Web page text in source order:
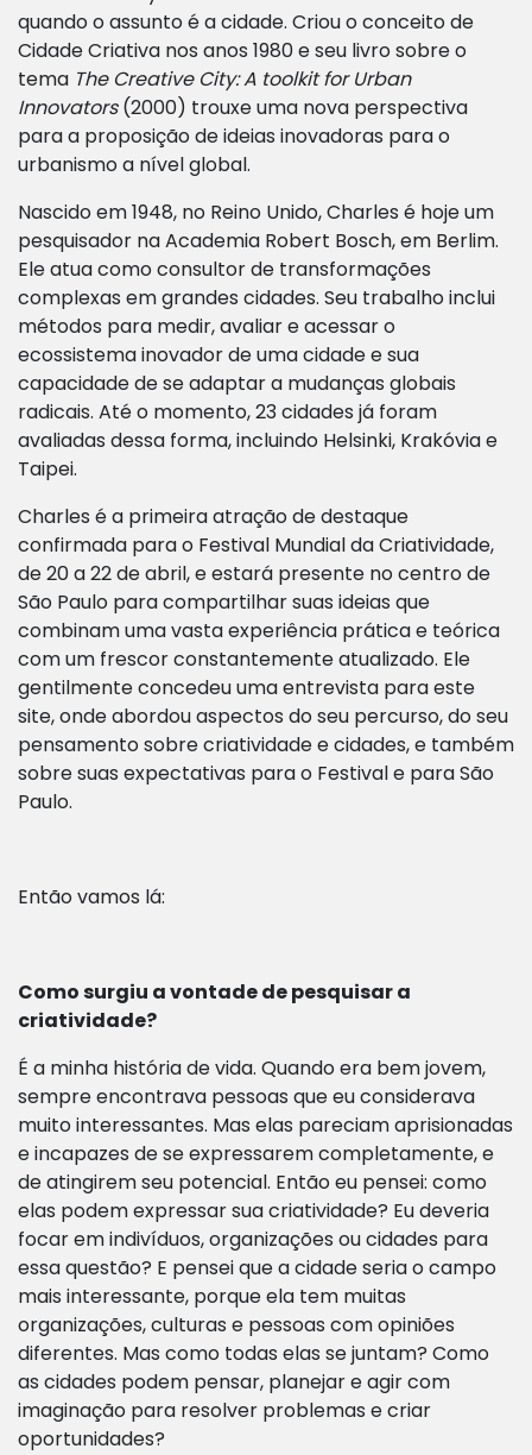
quando o assunto é a cidade. Criou o conceito de
Cidade Criativa nos anos 1980 e seu livro sobre o
tema The Creative City: A toolkit for Urban
Innovators(2000) trouxe uma nova perspectiva
para a proposição de ideias inovadoras para o
urbanismo a nível global.
Nascido em 1948, no Reino Unido, Charles é hoje um
pesquisador na Academia Robert Bosch, em Berlim.
Ele atua como consultor de transformações
complexas em grandes cidades. Seu trabalho inclui
métodos para medir, avaliar e acessar o
ecossistema inovador de uma cidade e sua
capacidade de se adaptar a mudanças globais
radicais. Até o momento, 23 cidades já foram
avaliadas dessa forma, incluindo Helsinki, Krakóvia e
Taipei.
Charles é a primeira atração de destaque
confirmada para o Festival Mundial da Criatividade,
de 20 a 22 de abril, e estará presente no centro de
São Paulo para compartilhar suas ideias que
combinam uma vasta experiência prática e teórica
com um frescor constantemente atualizado. Ele
gentilmente concedeu uma entrevista para este
site, onde abordou aspectos do seu percurso, do seu
pensamento sobre criatividade e cidades, e também
sobre suas expectativas para o Festival e para São
Paulo.
Então vamos lá:
Como surgiu a vontade de pesquisar a
criatividade?
É a minha história de vida. Quando era bem jovem,
sempre encontrava pessoas que eu considerava
muito interessantes. Mas elas pareciam aprisionadas
e incapazes de se expressarem completamente, e
de atingirem seu potencial. Então eu pensei: como
elas podem expressar sua criatividade? Eu deveria
focar em indivíduos, organizações ou cidades para
essa questão? E pensei que a cidade seria o campo
mais interessante, porque ela tem muitas
organizações, culturas e pessoas com opiniões
diferentes. Mas como todas elas se juntam? Como
as cidades podem pensar, planejar e agir com
imaginação para resolver problemas e criar
oportunidades?